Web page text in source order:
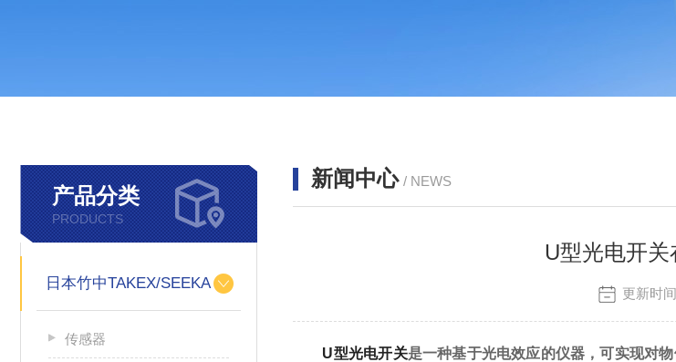
产品分类
PRODUCTS
日本竹中TAKEX/SEEKA
传感器
新闻中心 / NEWS
U型光电开
更新时
U型光电开关是一种基于光电效应的仪器，可实现对